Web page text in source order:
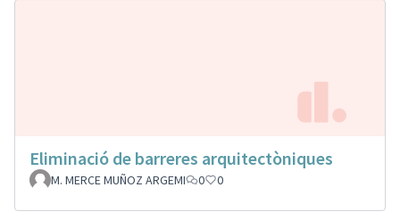
Eliminació de barreres arquitectòniques
M. MERCE MUÑOZ ARGEMI 0 0